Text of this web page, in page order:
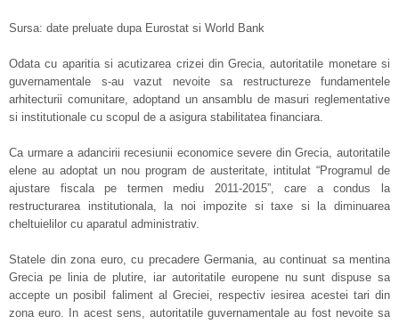
Sursa: date preluate dupa Eurostat si World Bank
Odata cu aparitia si acutizarea crizei din Grecia, autoritatile monetare si
guvernamentale s-au vazut nevoite sa restructureze fundamentele
arhitecturii comunitare, adoptand un ansamblu de masuri reglementative
si institutionale cu scopul de a asigura stabilitatea financiara.
Ca urmare a adancirii recesiunii economice severe din Grecia, autoritatile
elene au adoptat un nou program de austeritate, intitulat “Programul de
ajustare fiscala pe termen mediu 2011-2015”, care a condus la
restructurarea institutionala, la noi impozite si taxe si la diminuarea
cheltuielilor cu aparatul administrativ.
Statele din zona euro, cu precadere Germania, au continuat sa mentina
Grecia pe linia de plutire, iar autoritatile europene nu sunt dispuse sa
accepte un posibil faliment al Greciei, respectiv iesirea acestei tari din
zona euro. In acest sens, autoritatile guvernamentale au fost nevoite sa